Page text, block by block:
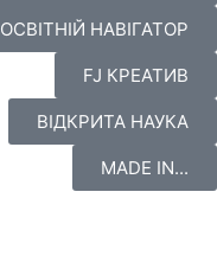
ОСВІТНІЙ НАВІГАТОР
FJ КРЕАТИВ
ВІДКРИТА НАУКА
MADE IN...